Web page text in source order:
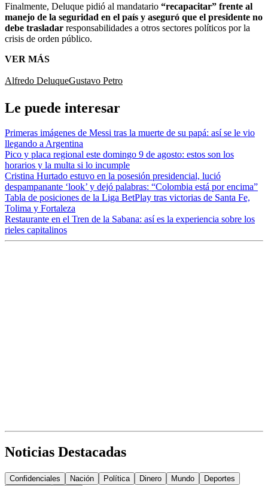
Finalmente, Deluque pidió al mandatario “recapacitar” frente al
manejo de la seguridad en el país y aseguró que el presidente no
debe trasladar responsabilidades a otros sectores políticos por la
crisis de orden público.
VER MÁS
Alfredo DeluqueGustavo Petro
Le puede interesar
Primeras imágenes de Messi tras la muerte de su papá: así se le vio
llegando a Argentina
Pico y placa regional este domingo 9 de agosto: estos son los
horarios y la multa si lo incumple
Cristina Hurtado estuvo en la posesión presidencial, lució
despampanante ‘look’ y dejó palabras: “Colombia está por encima”
Tabla de posiciones de la Liga BetPlay tras victorias de Santa Fe,
Tolima y Fortaleza
Restaurante en el Tren de la Sabana: así es la experiencia sobre los
rieles capitalinos
Noticias Destacadas
Confidenciales Nación Política Dinero Mundo
Deportes